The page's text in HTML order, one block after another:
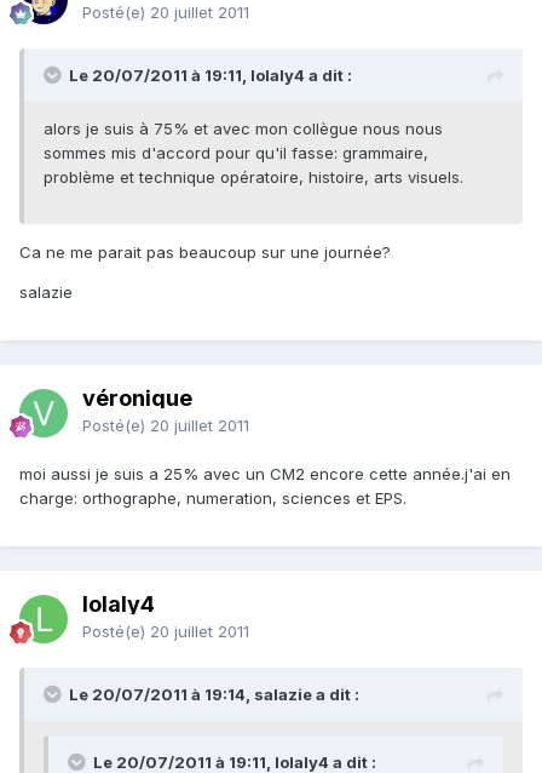
Posté(e) 20 juillet 2011
Le 20/07/2011 à 19:11, lolaly4 a dit :
alors je suis à 75% et avec mon collègue nous nous
sommes mis d'accord pour qu'il fasse: grammaire,
problème et technique opératoire, histoire, arts visuels.
Ca ne me parait pas beaucoup sur une journée?
salazie
véronique
Posté(e) 20 juillet 2011
moi aussi je suis a 25% avec un CM2 encore cette année.j'ai en
charge: orthographe, numeration, sciences et EPS.
lolaly4
Posté(e) 20 juillet 2011
Le 20/07/2011 à 19:14, salazie a dit :
Le 20/07/2011 à 19:11, lolaly4 a dit :